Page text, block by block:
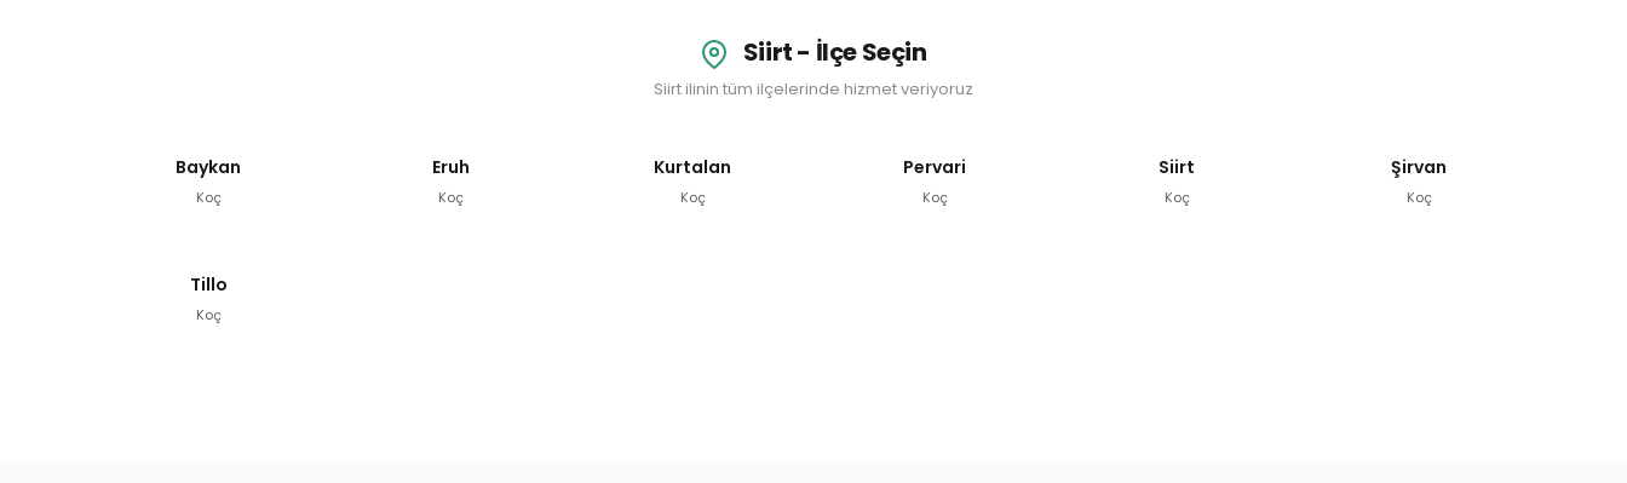
Siirt - İlçe Seçin
Siirt ilinin tüm ilçelerinde hizmet veriyoruz
Baykan
Koç
Eruh
Koç
Kurtalan
Koç
Pervari
Koç
Siirt
Koç
Şirvan
Koç
Tillo
Koç